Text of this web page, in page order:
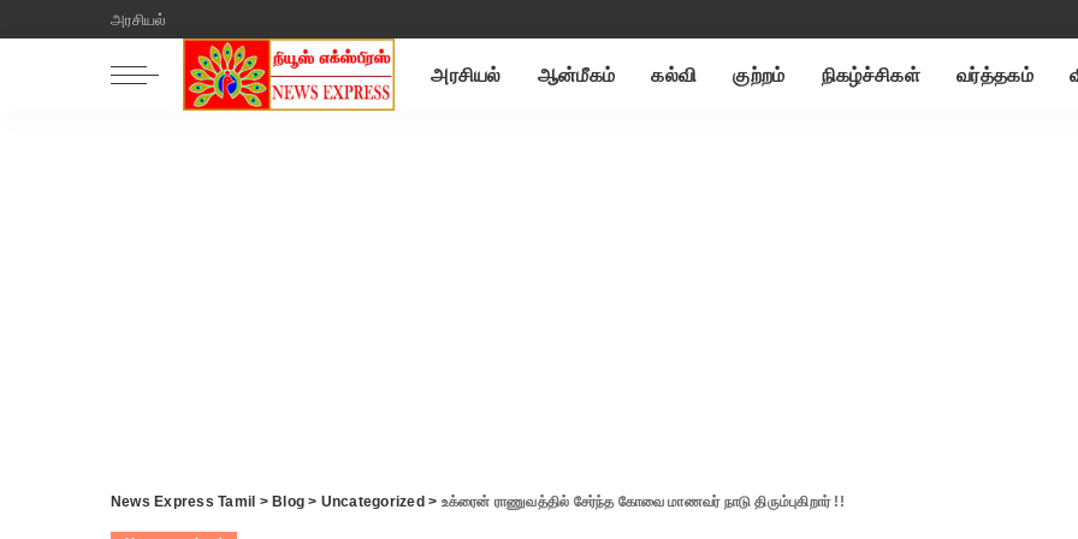
அரசியல்
அரசியல் ஆன்மீகம் கல்வி குற்றம் நிகழ்ச்சிகள் வர்த்தகம்
News Express Tamil > Blog > Uncategorized > உக்ரைன் ராணுவத்தில் சேர்ந்த கோவை மாணவர் நாடு திரும்புகிறார் !!